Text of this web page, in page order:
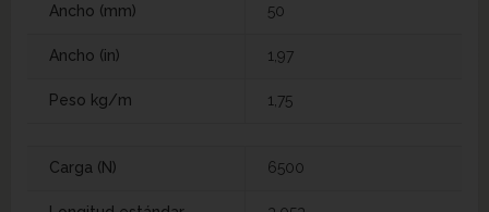
Ancho (mm) 50
Ancho (in) 1,97
Peso kg/m 1,75
Carga (N) 6500